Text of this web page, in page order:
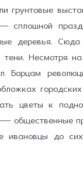
грунтовые
деревья. Сюда
Несмотря
Борцам
цветы к
— общественные
ивановцы до